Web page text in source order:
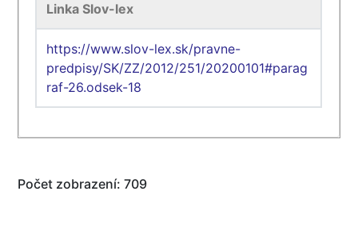
Linka Slov-lex
https://www.slov-lex.sk/pravne-
predpisy/SK/ZZ/2012/251/20200101#parag
raf-26.odsek-18
Počet zobrazení: 709